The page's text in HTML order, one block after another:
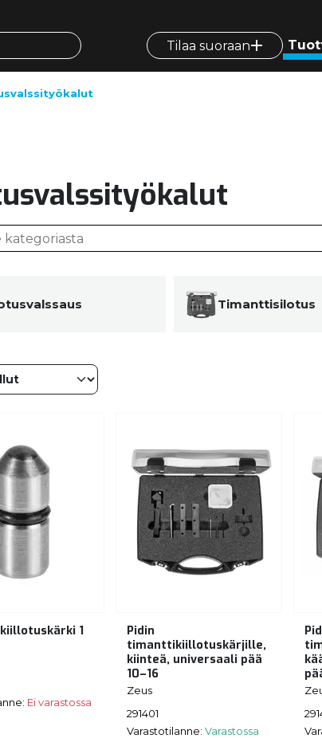
Tilaa suoraan
Timanttisilotus
1
Ei varastossa
Pidin
timanttikiillotuskärjille,
kiinteä, universaali pää
10–16
Zeus
291401
Varastotilanne: Varastossa